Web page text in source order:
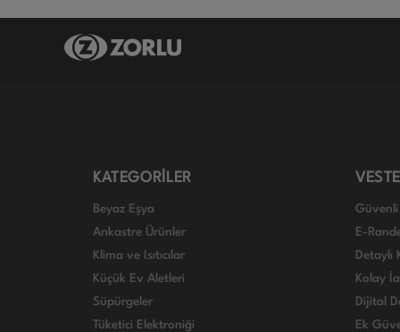
KATEGORİLER
Beyaz Eşya
Ankastre Ürünler
Klima ve Isıtıcılar
Küçük Ev Aletleri
Süpürgeler
Tüketici Elektroniği
Güvenli
E-
Detaylı
Kolay
Dijital
Ek